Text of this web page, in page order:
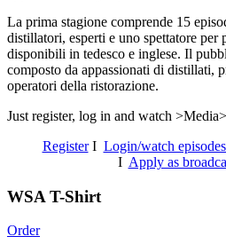
La prima stagione comprende 15
distillatori, esperti e uno spettatore per
disponibili in tedesco e inglese. Il
composto da appassionati di distillati,
operatori della ristorazione.
Just register, log in and watch
RegisterI Login/watch episodes
I Apply as
WSA T-Shirt
Order